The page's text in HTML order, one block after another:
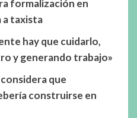
formalización en
a taxista
hay que cuidarlo,
y generando trabajo»
que
construirse en